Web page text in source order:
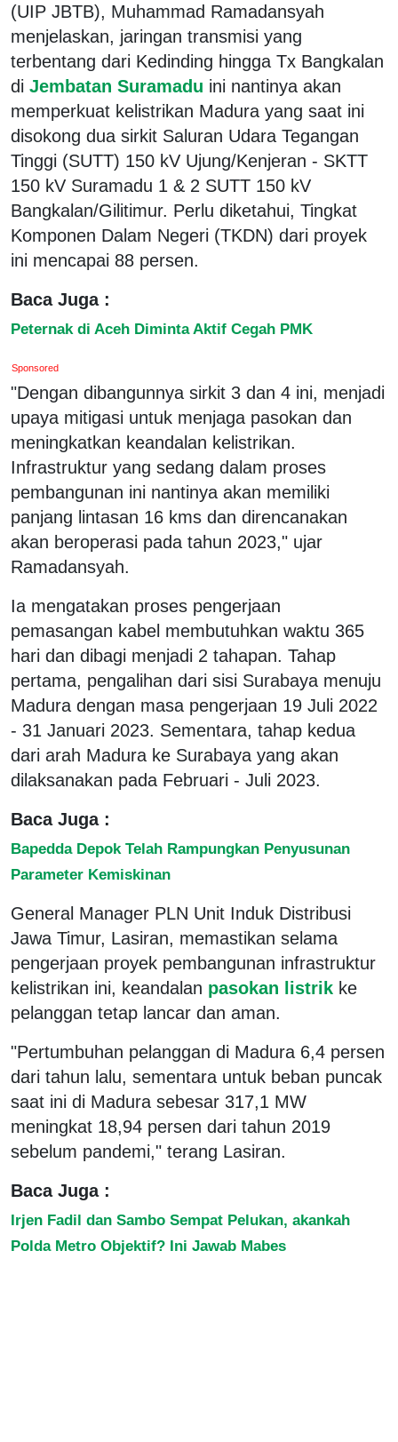
(UIP JBTB), Muhammad Ramadansyah
menjelaskan, jaringan transmisi yang
terbentang dari Kedinding hingga Tx Bangkalan
di Jembatan Suramadu ini nantinya akan
memperkuat kelistrikan Madura yang saat ini
disokong dua sirkit Saluran Udara Tegangan
Tinggi (SUTT) 150 kV Ujung/Kenjeran - SKTT
150 kV Suramadu 1 & 2 SUTT 150 kV
Bangkalan/Gilitimur. Perlu diketahui, Tingkat
Komponen Dalam Negeri (TKDN) dari proyek
ini mencapai 88 persen.
Baca Juga :
Peternak di Aceh Diminta Aktif Cegah PMK
Sponsored
"Dengan dibangunnya sirkit 3 dan 4 ini, menjadi
upaya mitigasi untuk menjaga pasokan dan
meningkatkan keandalan kelistrikan.
Infrastruktur yang sedang dalam proses
pembangunan ini nantinya akan memiliki
panjang lintasan 16 kms dan direncanakan
akan beroperasi pada tahun 2023," ujar
Ramadansyah.
Ia mengatakan proses pengerjaan
pemasangan kabel membutuhkan waktu 365
hari dan dibagi menjadi 2 tahapan. Tahap
pertama, pengalihan dari sisi Surabaya menuju
Madura dengan masa pengerjaan 19 Juli 2022
- 31 Januari 2023. Sementara, tahap kedua
dari arah Madura ke Surabaya yang akan
dilaksanakan pada Februari - Juli 2023.
Baca Juga :
Bapedda Depok Telah Rampungkan Penyusunan
Parameter Kemiskinan
General Manager PLN Unit Induk Distribusi
Jawa Timur, Lasiran, memastikan selama
pengerjaan proyek pembangunan infrastruktur
kelistrikan ini, keandalan pasokan listrik ke
pelanggan tetap lancar dan aman.
"Pertumbuhan pelanggan di Madura 6,4 persen
dari tahun lalu, sementara untuk beban puncak
saat ini di Madura sebesar 317,1 MW
meningkat 18,94 persen dari tahun 2019
sebelum pandemi," terang Lasiran.
Baca Juga :
Irjen Fadil dan Sambo Sempat Pelukan, akankah
Polda Metro Objektif? Ini Jawab Mabes